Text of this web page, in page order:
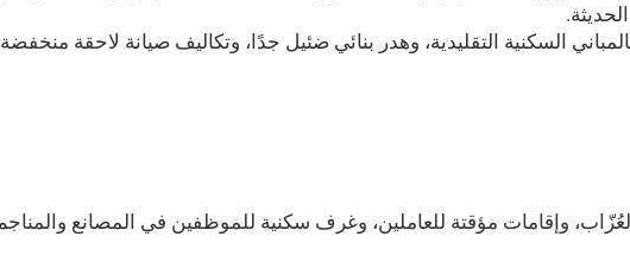
السكنية التقليدية، وهدر بنائي ضئيل جدًا، وتكاليف صيانة لاحقة
وإقامات مؤقتة للعاملين، وغرف سكنية للموظفين في المصانع والمناجم